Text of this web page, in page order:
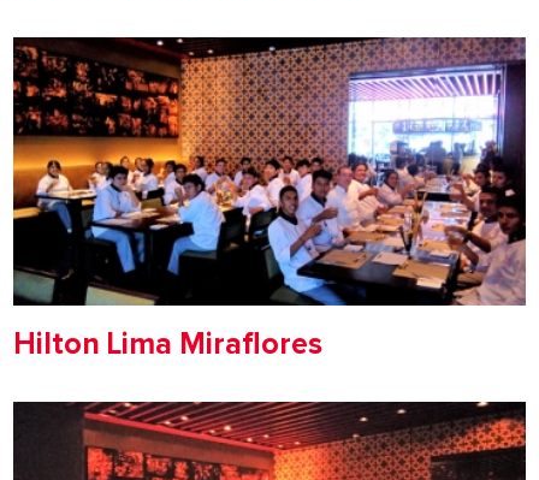
Hilton Lima Miraflores